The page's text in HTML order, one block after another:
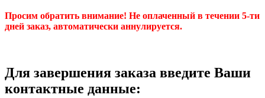
Просим обратить внимание! Не оплаченный в течении 5-ти
дней заказ, автоматически аннулируется.
Для завершения заказа введите Ваши
контактные данные: